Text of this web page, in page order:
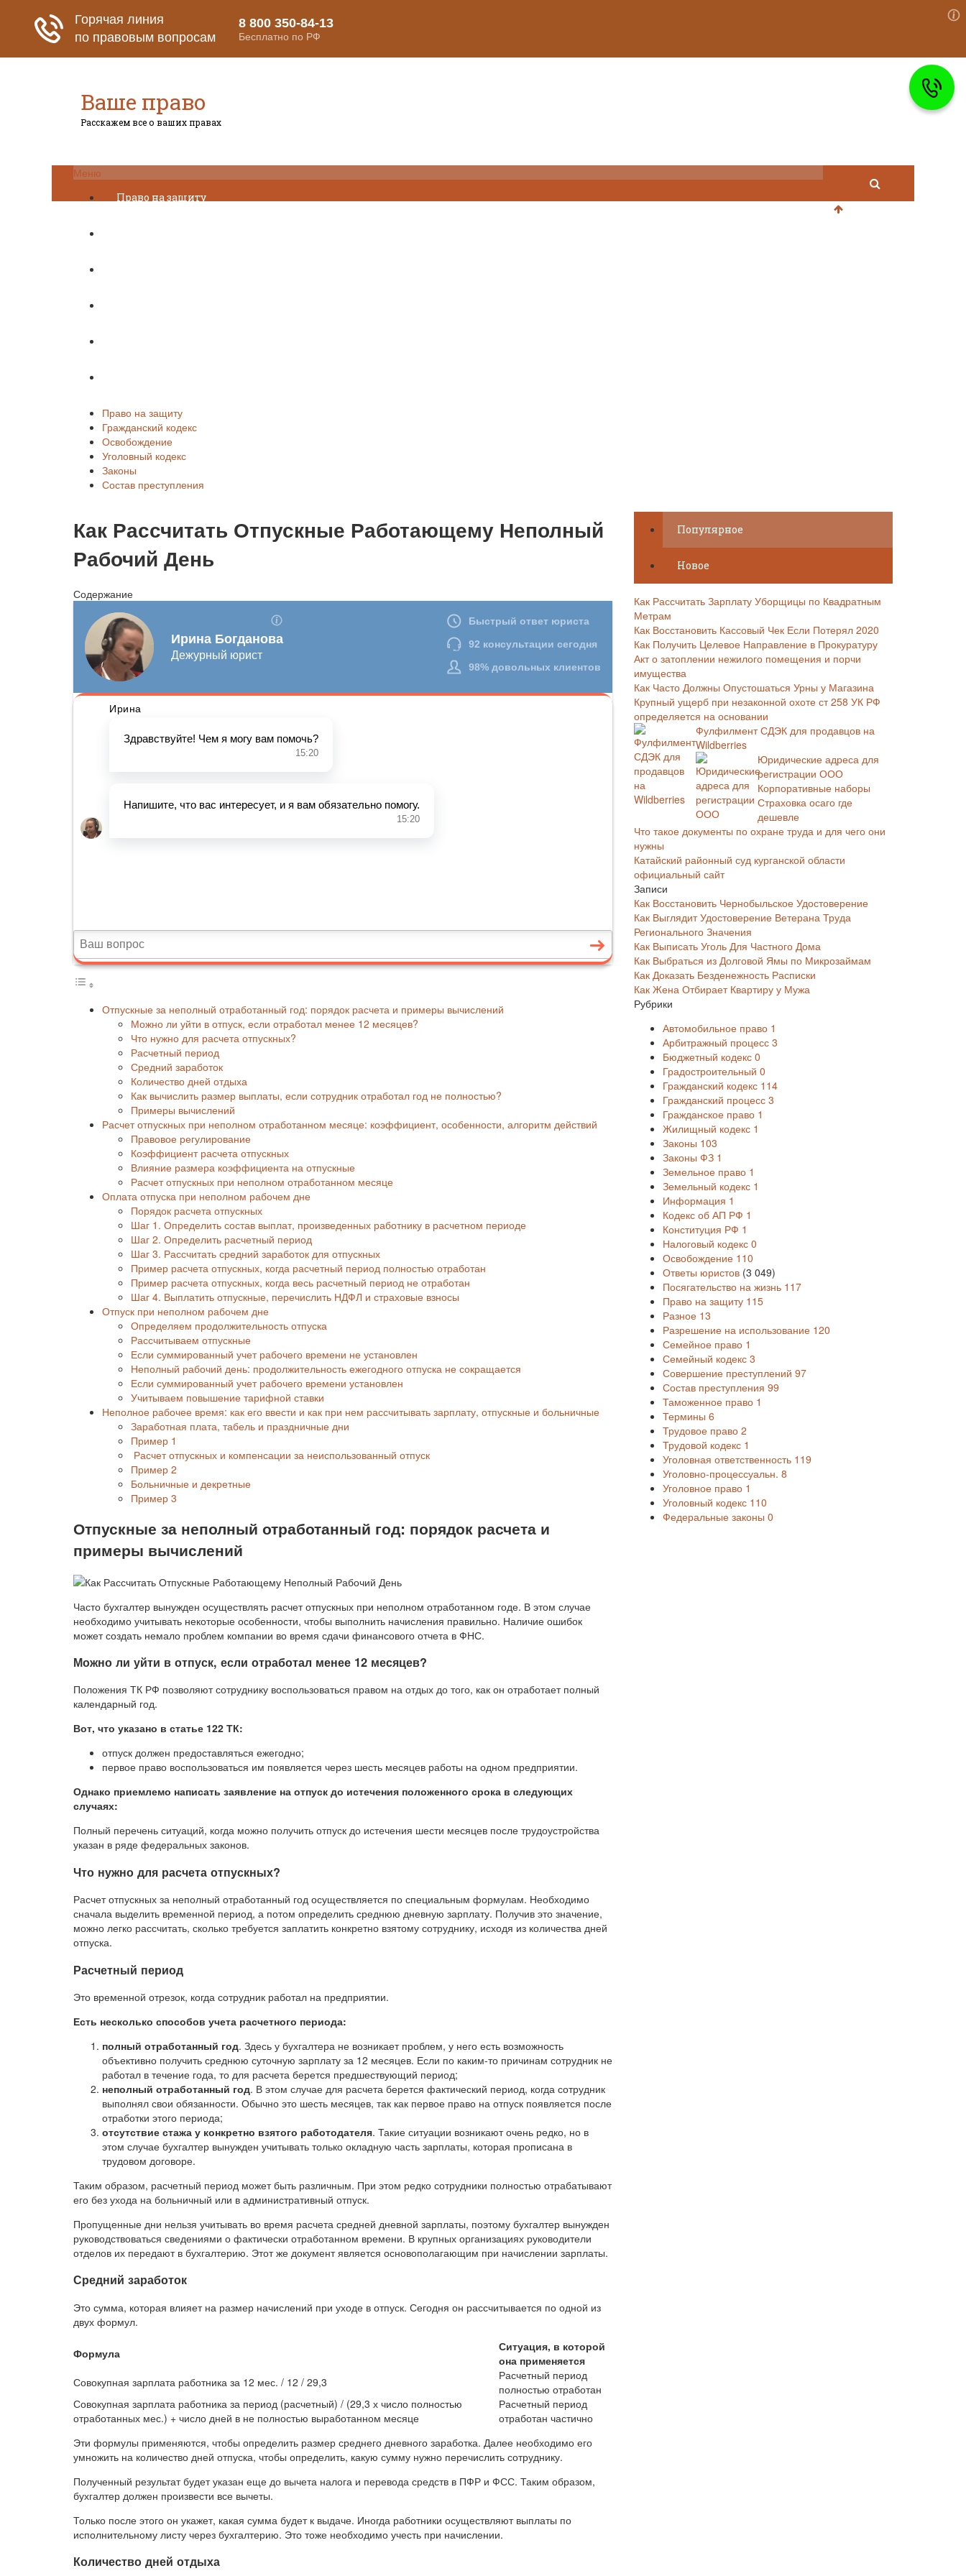
Ваше право
Расскажем все о ваших правах
Меню
Право на защиту
Право на защиту
Гражданский кодекс
Освобождение
Уголовный кодекс
Законы
Состав преступления
Как Рассчитать Отпускные Работающему Неполный
Рабочий День
Содержание
Отпускные за неполный отработанный год: порядок расчета и примеры вычислений
Можно ли уйти в отпуск, если отработал менее 12 месяцев?
Что нужно для расчета отпускных?
Расчетный период
Средний заработок
Количество дней отдыха
Как вычислить размер выплаты, если сотрудник отработал год не полностью?
Примеры вычислений
Расчет отпускных при неполном отработанном месяце: коэффициент, особенности, алгоритм действий
Правовое регулирование
Коэффициент расчета отпускных
Влияние размера коэффициента на отпускные
Расчет отпускных при неполном отработанном месяце
Оплата отпуска при неполном рабочем дне
Порядок расчета отпускных
Шаг 1. Определить состав выплат, произведенных работнику в расчетном периоде
Шаг 2. Определить расчетный период
Шаг 3. Рассчитать средний заработок для отпускных
Пример расчета отпускных, когда расчетный период полностью отработан
Пример расчета отпускных, когда весь расчетный период не отработан
Шаг 4. Выплатить отпускные, перечислить НДФЛ и страховые взносы
Отпуск при неполном рабочем дне
Определяем продолжительность отпуска
Рассчитываем отпускные
Если суммированный учет рабочего времени не установлен
Неполный рабочий день: продолжительность ежегодного отпуска не сокращается
Если суммированный учет рабочего времени установлен
Учитываем повышение тарифной ставки
Неполное рабочее время: как его ввести и как при нем рассчитывать зарплату, отпускные и больничные
Заработная плата, табель и праздничные дни
Пример 1
Расчет отпускных и компенсации за неиспользованный отпуск
Пример 2
Больничные и декретные
Пример 3
Отпускные за неполный отработанный год: порядок расчета и
примеры вычислений
Часто бухгалтер вынужден осуществлять расчет отпускных при неполном отработанном годе. В этом случае
необходимо учитывать некоторые особенности, чтобы выполнить начисления правильно. Наличие ошибок
может создать немало проблем компании во время сдачи финансового отчета в ФНС.
Можно ли уйти в отпуск, если отработал менее 12 месяцев?
Положения ТК РФ позволяют сотруднику воспользоваться правом на отдых до того, как он отработает полный
календарный год.
Вот, что указано в статье 122 ТК:
отпуск должен предоставляться ежегодно;
первое право воспользоваться им появляется через шесть месяцев работы на одном предприятии.
Однако приемлемо написать заявление на отпуск до истечения положенного срока в следующих
случаях:
Полный перечень ситуаций, когда можно получить отпуск до истечения шести месяцев после трудоустройства
указан в ряде федеральных законов.
Что нужно для расчета отпускных?
Расчет отпускных за неполный отработанный год осуществляется по специальным формулам. Необходимо
сначала выделить временной период, а потом определить среднюю дневную зарплату. Получив это значение,
можно легко рассчитать, сколько требуется заплатить конкретно взятому сотруднику, исходя из количества дней
отпуска.
Расчетный период
Это временной отрезок, когда сотрудник работал на предприятии.
Есть несколько способов учета расчетного периода:
полный отработанный год. Здесь у бухгалтера не возникает проблем, у него есть возможность
объективно получить среднюю суточную зарплату за 12 месяцев. Если по каким-то причинам сотрудник не
работал в течение года, то для расчета берется предшествующий период;
неполный отработанный год. В этом случае для расчета берется фактический период, когда сотрудник
выполнял свои обязанности. Обычно это шесть месяцев, так как первое право на отпуск появляется после
отработки этого периода;
отсутствие стажа у конкретно взятого работодателя. Такие ситуации возникают очень редко, но в
этом случае бухгалтер вынужден учитывать только окладную часть зарплаты, которая прописана в
трудовом договоре.
Таким образом, расчетный период может быть различным. При этом редко сотрудники полностью отрабатывают
его без ухода на больничный или в административный отпуск.
Пропущенные дни нельзя учитывать во время расчета средней дневной зарплаты, поэтому бухгалтер вынужден
руководствоваться сведениями о фактически отработанном времени. В крупных организациях руководители
отделов их передают в бухгалтерию. Этот же документ является основополагающим при начислении зарплаты.
Средний заработок
Это сумма, которая влияет на размер начислений при уходе в отпуск. Сегодня он рассчитывается по одной из
двух формул.
Формула
Ситуация, в которой
она применяется
Совокупная зарплата работника за 12 мес. / 12 / 29,3
Расчетный период
полностью отработан
Совокупная зарплата работника за период (расчетный) / (29,3 х число полностью
отработанных мес.) + число дней в не полностью выработанном месяце
Расчетный период
отработан частично
Эти формулы применяются, чтобы определить размер среднего дневного заработка. Далее необходимо его
умножить на количество дней отпуска, чтобы определить, какую сумму нужно перечислить сотруднику.
Полученный результат будет указан еще до вычета налога и перевода средств в ПФР и ФСС. Таким образом,
бухгалтер должен произвести все вычеты.
Только после этого он укажет, какая сумма будет к выдаче. Иногда работники осуществляют выплаты по
исполнительному листу через бухгалтерию. Это тоже необходимо учесть при начислении.
Количество дней отдыха
Популярное
Новое
Как Рассчитать Зарплату Уборщицы по Квадратным
Метрам
Как Восстановить Кассовый Чек Если Потерял 2020
Как Получить Целевое Направление в Прокуратуру
Акт о затоплении нежилого помещения и порчи
имущества
Как Часто Должны Опустошаться Урны у Магазина
Крупный ущерб при незаконной охоте ст 258 УК РФ
определяется на основании
Фулфилмент СДЭК для продавцов на
Wildberries
Юридические адреса для
регистрации ООО
Корпоративные наборы
Страховка осаго где
дешевле
Что такое документы по охране труда и для чего они
нужны
Катайский районный суд курганской области
официальный сайт
Записи
Как Восстановить Чернобыльское Удостоверение
Как Выглядит Удостоверение Ветерана Труда
Регионального Значения
Как Выписать Уголь Для Частного Дома
Как Выбраться из Долговой Ямы по Микрозаймам
Как Доказать Безденежность Расписки
Как Жена Отбирает Квартиру у Мужа
Рубрики
Автомобильное право 1
Арбитражный процесс 3
Бюджетный кодекс 0
Градостроительный 0
Гражданский кодекс 114
Гражданский процесс 3
Гражданское право 1
Жилищный кодекс 1
Законы 103
Законы ФЗ 1
Земельное право 1
Земельный кодекс 1
Информация 1
Кодекс об АП РФ 1
Конституция РФ 1
Налоговый кодекс 0
Освобождение 110
Ответы юристов (3 049)
Посягательство на жизнь 117
Право на защиту 115
Разное 13
Разрешение на использование 120
Семейное право 1
Семейный кодекс 3
Совершение преступлений 97
Состав преступления 99
Таможенное право 1
Термины 6
Трудовое право 2
Трудовой кодекс 1
Уголовная ответственность 119
Уголовно-процессуальн. 8
Уголовное право 1
Уголовный кодекс 110
Федеральные законы 0